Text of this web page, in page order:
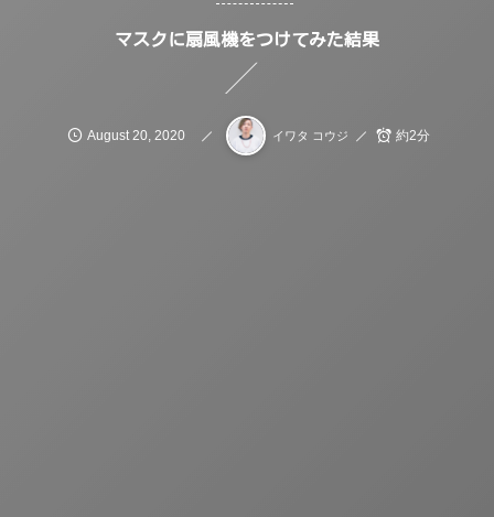
マスクに扇風機をつけてみた結果
August 20, 2020 イワタ コウジ 約2分